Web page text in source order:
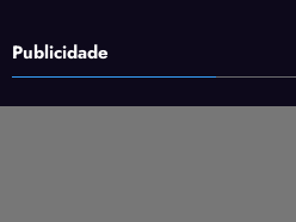
Publicidade